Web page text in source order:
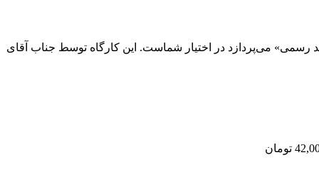
می‌پردازد در اختیار شماست. این کارگاه توسط جناب آقای
تومان